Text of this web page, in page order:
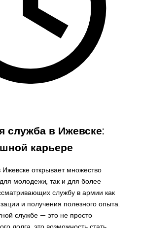
служба в Ижевске:
карьере
открывает множество
молодежи, так и для более
службу в армии как
и получения полезного опыта.
службе — это не просто